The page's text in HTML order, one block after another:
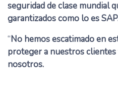
seguridad de clase mundial
garantizados como lo es
“No hemos escatimado en
proteger a nuestros clientes
nosotros.